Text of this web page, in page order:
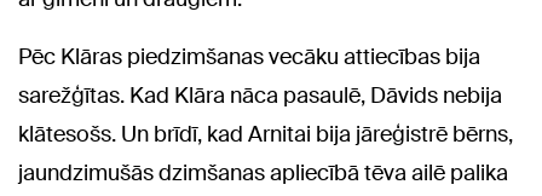
Pēc Klāras piedzimšanas vecāku attiecības bija
sarežģītas. Kad Klāra nāca pasaulē, Dāvids nebija
klātesošs. Un brīdī, kad Arnitai bija jāreģistrē bērns,
jaundzimušās dzimšanas apliecībā tēva ailē palika